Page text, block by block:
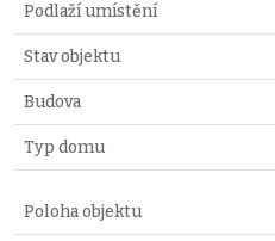
Podlaží umístění
Stav objektu
Budova
Typ domu
Poloha objektu